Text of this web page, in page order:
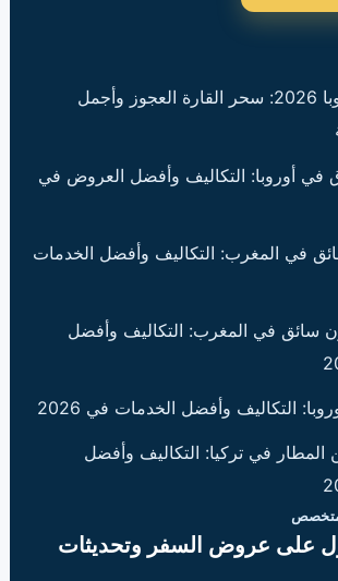
باقات رحلات أوروبا 2026: سحر القارة العجوز وأجمل
في أوروبا: التكاليف وأفضل العروض في
في المغرب: التكاليف وأفضل الخدمات
سائق في المغرب: التكاليف وأفضل
التكاليف وأفضل الخدمات في 2026
في تركيا: التكاليف وأفضل
متخصص
على عروض السفر وتحديثات